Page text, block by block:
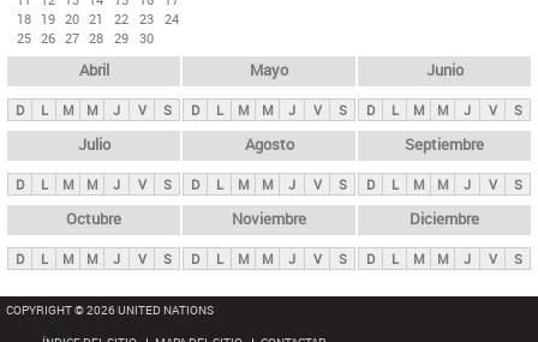
n
i
p
a
l
s
18 19 20 21 22 23 24
25 26 27 28 29 30
Abril
D L M M J V S
Mayo
D L M M J V S
Junio
D L M M J V S
Julio
D L M M J V S
Agosto
D L M M J V S
Septiembre
D L M M J V S
Octubre
D L M M J V S
Noviembre
D L M M J V S
Diciembre
D L M M J V S
COPYRIGHT © 2026 UNITED NATIONS